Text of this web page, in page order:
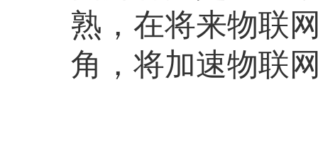
熟，在将来物联
角，将加速物联